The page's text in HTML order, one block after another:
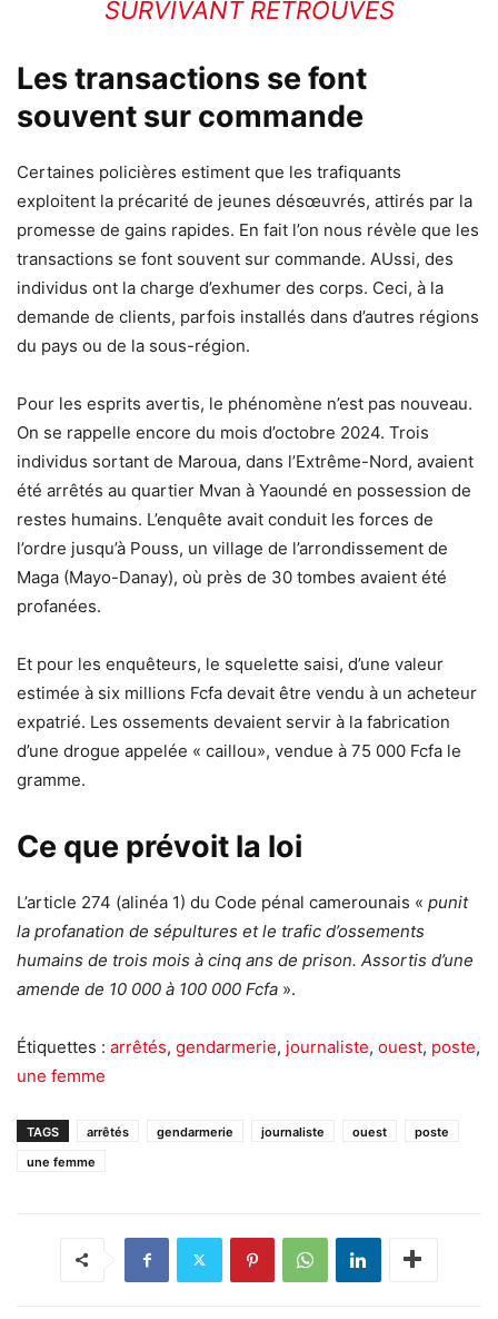
SURVIVANT RETROUVÉS
Les transactions se font
souvent sur commande
Certaines policières estiment que les trafiquants
exploitent la précarité de jeunes désœuvrés, attirés par la
promesse de gains rapides. En fait l’on nous révèle que les
transactions se font souvent sur commande. AUssi, des
individus ont la charge d’exhumer des corps. Ceci, à la
demande de clients, parfois installés dans d’autres régions
du pays ou de la sous-région.
Pour les esprits avertis, le phénomène n’est pas nouveau.
On se rappelle encore du mois d’octobre 2024. Trois
individus sortant de Maroua, dans l’Extrême-Nord, avaient
été arrêtés au quartier Mvan à Yaoundé en possession de
restes humains. L’enquête avait conduit les forces de
l’ordre jusqu’à Pouss, un village de l’arrondissement de
Maga (Mayo-Danay), où près de 30 tombes avaient été
profanées.
Et pour les enquêteurs, le squelette saisi, d’une valeur
estimée à six millions Fcfa devait être vendu à un acheteur
expatrié. Les ossements devaient servir à la fabrication
d’une drogue appelée « caillou», vendue à 75 000 Fcfa le
gramme.
Ce que prévoit la loi
L’article 274 (alinéa 1) du Code pénal camerounais « punit
la profanation de sépultures et le trafic d’ossements
humains de trois mois à cinq ans de prison. Assortis d’une
amende de 10 000 à 100 000 Fcfa ».
Étiquettes : arrêtés, gendarmerie, journaliste, ouest, poste,
une femme
TAGS arrêtés gendarmerie journaliste ouest
poste
une femme